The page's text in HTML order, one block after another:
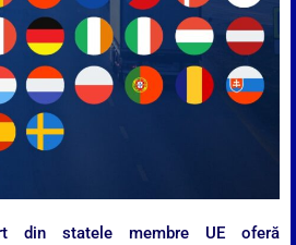
din statele membre UE oferă